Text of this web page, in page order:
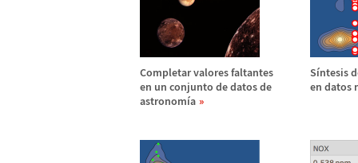
Completar valores faltantes
en un conjunto de datos de
astronomía
Síntesis
en datos